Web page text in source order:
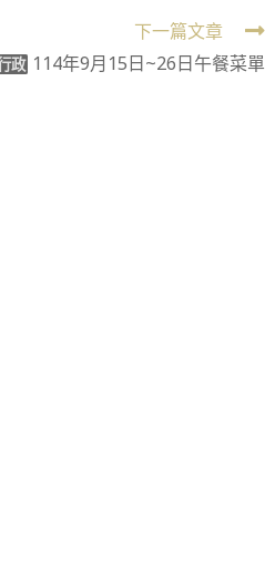
下一篇文章
政 114年9月15日~26日午餐菜單